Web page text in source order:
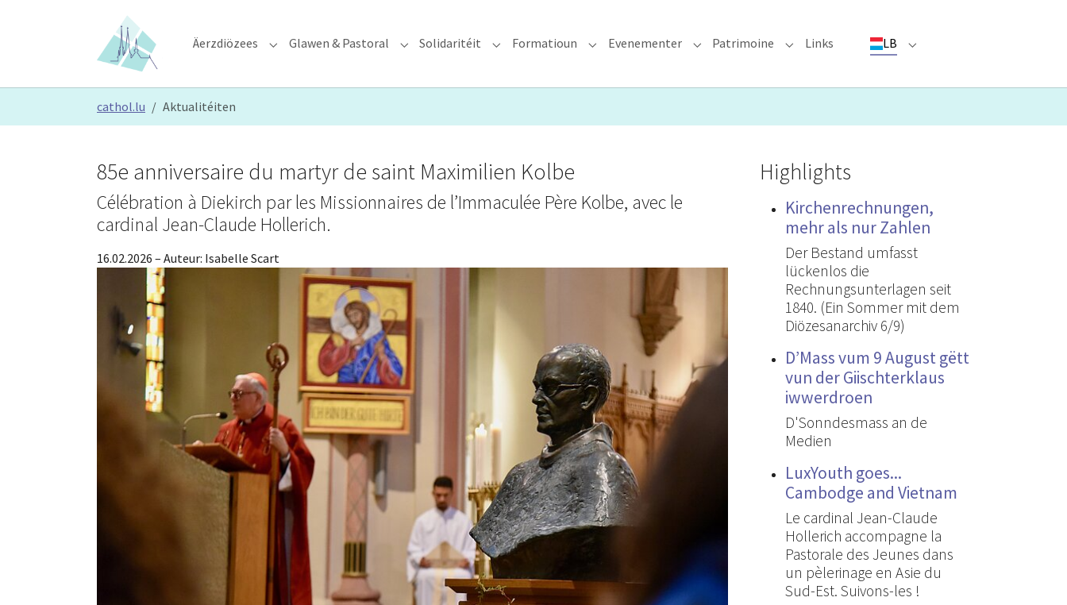
Äerzdiözees Submenu for "Äerzdiözees"
Glawen & Pastoral Submenu for "Glawen & Pastoral"
Solidaritéit Submenu for "Solidaritéit"
Formatioun Submenu for "Formatioun"
Evenementer Submenu for "Evenementer"
Patrimoine Submenu for "Patrimoine"
Links LB Submenu for "LB"
cathol.lu Aktualitéiten
85e anniversaire du martyr de saint Maximilien Kolbe
Célébration à Diekirch par les Missionnaires de l’Immaculée Père Kolbe, avec le
cardinal Jean-Claude Hollerich.
16.02.2026 – Auteur: Isabelle Scart
Highlights
Kirchenrechnungen,
mehr als nur Zahlen
Der Bestand umfasst
lückenlos die
Rechnungsunterlagen seit
1840. (Ein Sommer mit dem
Diözesanarchiv 6/9)
D’Mass vum 9 August gëtt
vun der Giischterklaus
iwwerdroen
D'Sonndesmass an de
Medien
LuxYouth goes...
Cambodge and Vietnam
Le cardinal Jean-Claude
Hollerich accompagne la
Pastorale des Jeunes dans
un pèlerinage en Asie du
Sud-Est. Suivons-les !